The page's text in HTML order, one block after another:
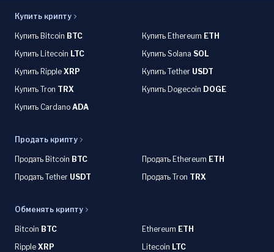
Купить крипту
Купить Bitcoin BTC Купить Ethereum ETH
Купить Litecoin LTC Купить Solana SOL
Купить Ripple XRP Купить Tether USDT
Купить Tron TRX Купить Dogecoin DOGE
Купить Cardano ADA
Продать крипту
Продать Bitcoin BTC Продать Ethereum ETH
Продать Tether USDT Продать Tron TRX
Обменять крипту
Bitcoin BTC Ethereum ETH
Ripple XRP Litecoin LTC